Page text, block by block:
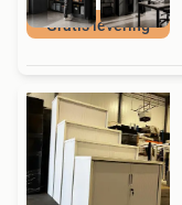
Gratis levering